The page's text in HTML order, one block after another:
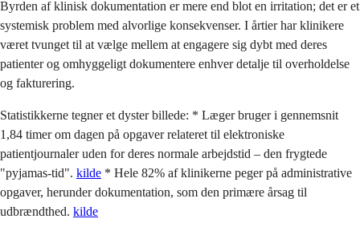
Byrden af klinisk dokumentation er mere end blot en irritation; det er et
systemisk problem med alvorlige konsekvenser. I årtier har klinikere
været tvunget til at vælge mellem at engagere sig dybt med deres
patienter og omhyggeligt dokumentere enhver detalje til overholdelse
og fakturering.
Statistikkerne tegner et dyster billede: * Læger bruger i gennemsnit
1,84 timer om dagen på opgaver relateret til elektroniske
patientjournaler uden for deres normale arbejdstid – den frygtede
"pyjamas-tid". kilde * Hele 82% af klinikerne peger på administrative
opgaver, herunder dokumentation, som den primære årsag til
udbrændthed. kilde